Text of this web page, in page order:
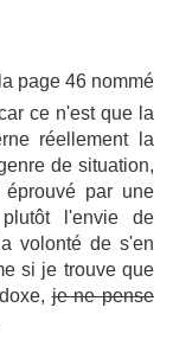
page 46 nommé
ce n'est que la
réellement la
de situation,
éprouvé par une
l'envie de
volonté de s'en
si je trouve que
je ne pense